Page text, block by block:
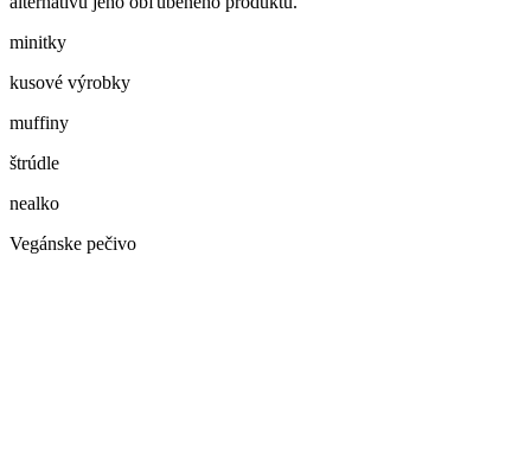
minitky
kusové výrobky
muffiny
štrúdle
nealko
Vegánske pečivo